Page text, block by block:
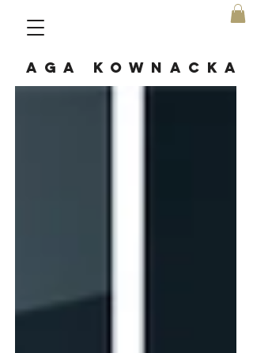
AGA KOWNACKA